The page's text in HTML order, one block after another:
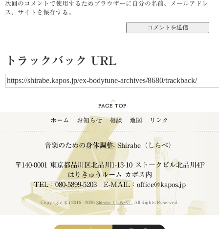
次回のコメントで使用するためブラウザーに自分の名前、メールアドレ
ス、サイトを保存する。
トラックバック URL
ホーム お知らせ 相談 地図 リンク
音楽のための身体調整- Shirabe（しらべ）
〒140-0001 東京都品川区北品川1-13-10 ストークビル北品川4F
はりきゅうルーム カポス内
TEL：080-5899-5203 E-MAIL：office@kapos.jp
Copyright (C) 2016 - 2026 Shirabe（しらべ） All Rights Reserved.